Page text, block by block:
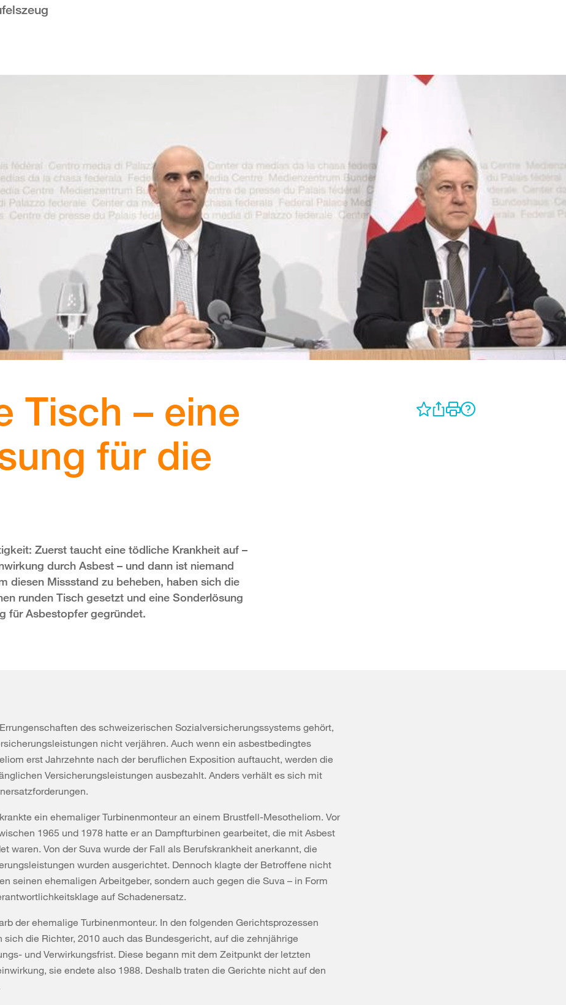
Tisch – eine
für die
Zuerst taucht eine tödliche Krankheit auf –
durch Asbest – und dann ist niemand
diesen Missstand zu beheben, haben sich die
runden Tisch gesetzt und eine Sonderlösung
für Asbestopfer gegründet.
des schweizerischen Sozialversicherungssystems gehört,
nicht verjähren. Auch wenn ein asbestbedingtes
erst Jahrzehnte nach der beruflichen Exposition auftaucht, werden die
Versicherungsleistungen ausbezahlt. Anders verhält es sich mit
ein ehemaliger Turbinenmonteur an einem Brustfell-Mesotheliom. Vor
1965 und 1978 hatte er an Dampfturbinen gearbeitet, die mit Asbest
waren. Von der Suva wurde der Fall als Berufskrankheit anerkannt, die
wurden ausgerichtet. Dennoch klagte der Betroffene nicht
seinen ehemaligen Arbeitgeber, sondern auch gegen die Suva – in Form
auf Schadenersatz.
der ehemalige Turbinenmonteur. In den folgenden Gerichtsprozessen
sich die Richter, 2010 auch das Bundesgericht, auf die zehnjährige
und Verwirkungsfrist. Diese begann mit dem Zeitpunkt der letzten
sie endete also 1988. Deshalb traten die Gerichte nicht auf den